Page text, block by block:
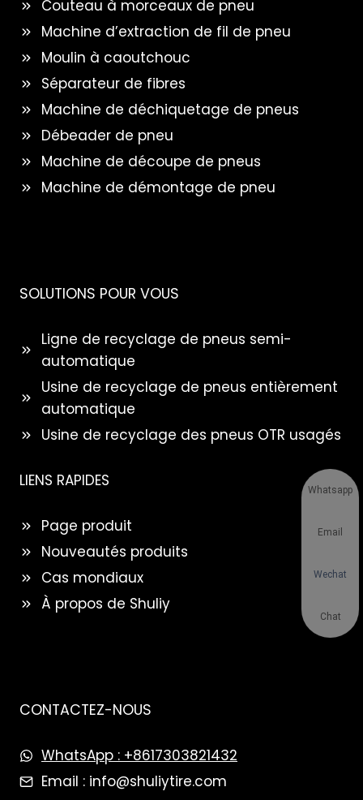
Couteau à morceaux de pneu
Machine d’extraction de fil de pneu
Moulin à caoutchouc
Séparateur de fibres
Machine de déchiquetage de pneus
Débeader de pneu
Machine de découpe de pneus
Machine de démontage de pneu
SOLUTIONS POUR VOUS
Ligne de recyclage de pneus semi-
automatique
Usine de recyclage de pneus entièrement
automatique
Usine de recyclage des pneus OTR usagés
LIENS RAPIDES
Page produit
Nouveautés produits
Cas mondiaux
À propos de Shuliy
CONTACTEZ-NOUS
WhatsApp : +8617303821432
Email : info@shuliytire.com
Whatsapp
Email
Wechat
Chat